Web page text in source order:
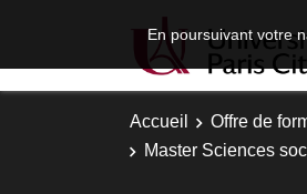
En poursuivant votre
Accueil Offre de
Master Sciences